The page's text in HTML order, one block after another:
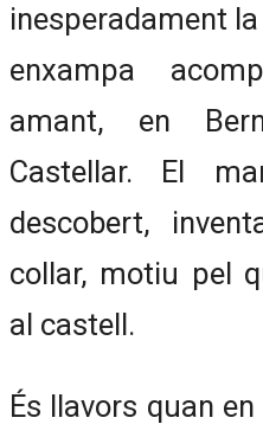
inesperadament
enxampa
amant, en
Castellar. El
descobert,
collar, motiu pel
al castell.
És llavors quan